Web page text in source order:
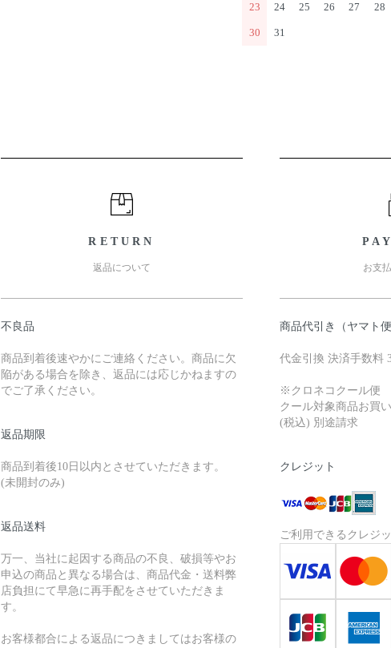
23 24 25 26 27 28
30 31
RETURN
返品について
不良品
商品到着後速やかにご連絡ください。商品に欠
陥がある場合を除き、返品には応じかねますの
でご了承ください。
返品期限
商品到着後10日以内とさせていただきます。
(未開封のみ)
返品送料
万一、当社に起因する商品の不良、破損等やお
申込の商品と異なる場合は、商品代金・送料弊
店負担にて早急に再手配をさせていただきま
す。
お客様都合による返品につきましてはお客様の
お支
商品代引き（ヤマト便
代金引換 決済手数料
※クロネコクール便
クール対象商品お買
(税込) 別途請求
クレジット
ご利用できるクレジ